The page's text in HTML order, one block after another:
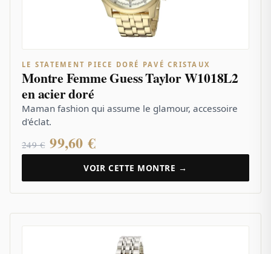
LE STATEMENT PIECE DORÉ PAVÉ CRISTAUX
Montre Femme Guess Taylor W1018L2
en acier doré
Maman fashion qui assume le glamour, accessoire
d'éclat.
249 € 99,60 €
VOIR CETTE MONTRE →